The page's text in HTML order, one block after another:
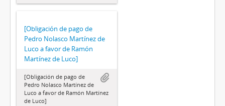
[Obligación de pago de
Pedro Nolasco Martínez de
Luco a favor de Ramón
Martínez de Luco]
[Obligación de pago de
Pedro Nolasco Martínez de
Luco a favor de Ramón Martínez
de Luco]